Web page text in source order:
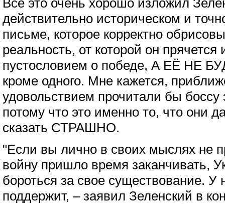
Все это очень хорошо изложил
действительно историческом и
письме, которое корректно
реальность, от которой он прячется
пустословием о победе, А ЕЁ НЕ
кроме одного. Мне кажется,
удовольствием прочитали бы боссу
потому что это именно то, что они
сказать СТРАШНО.
"Если вы лично в своих мыслях не
войну пришло время заканчивать,
бороться за свое существование. У
поддержит, – заявил Зеленский в